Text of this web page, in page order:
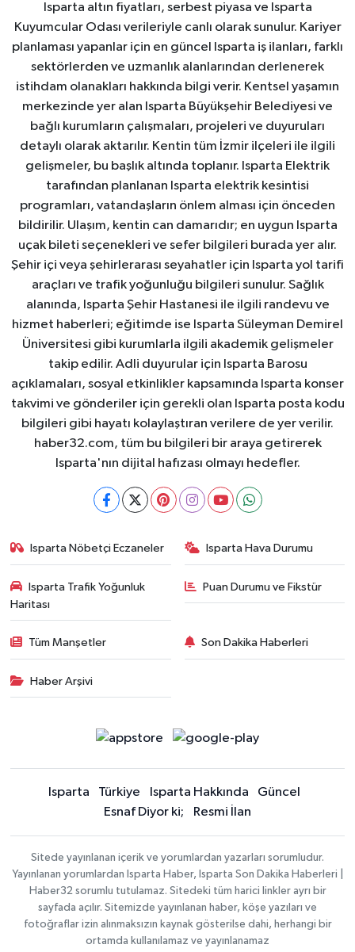
Isparta altın fiyatları, serbest piyasa ve Isparta
Kuyumcular Odası verileriyle canlı olarak sunulur. Kariyer
planlaması yapanlar için en güncel Isparta iş ilanları, farklı
sektörlerden ve uzmanlık alanlarından derlenerek
istihdam olanakları hakkında bilgi verir. Kentsel yaşamın
merkezinde yer alan Isparta Büyükşehir Belediyesi ve
bağlı kurumların çalışmaları, projeleri ve duyuruları
detaylı olarak aktarılır. Kentin tüm İzmir ilçeleri ile ilgili
gelişmeler, bu başlık altında toplanır. Isparta Elektrik
tarafından planlanan Isparta elektrik kesintisi
programları, vatandaşların önlem alması için önceden
bildirilir. Ulaşım, kentin can damarıdır; en uygun Isparta
uçak bileti seçenekleri ve sefer bilgileri burada yer alır.
Şehir içi veya şehirlerarası seyahatler için Isparta yol tarifi
araçları ve trafik yoğunluğu bilgileri sunulur. Sağlık
alanında, Isparta Şehir Hastanesi ile ilgili randevu ve
hizmet haberleri; eğitimde ise Isparta Süleyman Demirel
Üniversitesi gibi kurumlarla ilgili akademik gelişmeler
takip edilir. Adli duyurular için Isparta Barosu
açıklamaları, sosyal etkinlikler kapsamında Isparta konser
takvimi ve gönderiler için gerekli olan Isparta posta kodu
bilgileri gibi hayatı kolaylaştıran verilere de yer verilir.
haber32.com, tüm bu bilgileri bir araya getirerek
Isparta'nın dijital hafızası olmayı hedefler.
Isparta Nöbetçi Eczaneler Isparta Hava Durumu
Isparta Trafik Yoğunluk
Haritası
Puan Durumu ve Fikstür
Tüm Manşetler Son Dakika Haberleri
Haber Arşivi
Isparta Türkiye Isparta Hakkında
Güncel
Esnaf Diyor ki;
Resmi İlan
Sitede yayınlanan içerik ve yorumlardan yazarları sorumludur.
Yayınlanan yorumlardan Isparta Haber, Isparta Son Dakika Haberleri |
Haber32 sorumlu tutulamaz. Sitedeki tüm harici linkler ayrı bir
sayfada açılır. Sitemizde yayınlanan haber, köşe yazıları ve
fotoğraflar izin alınmaksızın kaynak gösterilse dahi, herhangi bir
ortamda kullanılamaz ve yayınlanamaz